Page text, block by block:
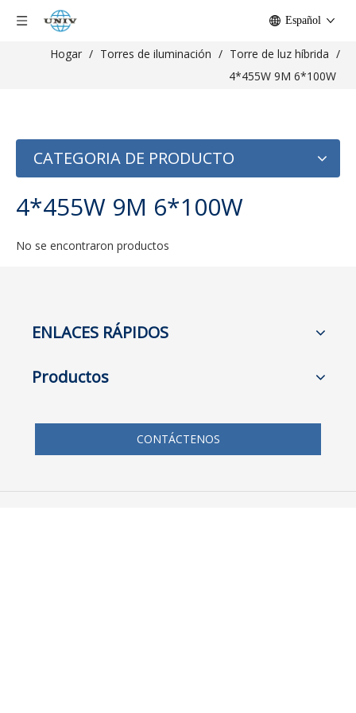
Español
Hogar / Torres de iluminación / Torre de luz híbrida /
4*455W 9M 6*100W
CATEGORIA DE PRODUCTO
4*455W 9M 6*100W
No se encontraron productos
ENLACES RÁPIDOS
Productos
CONTÁCTENOS